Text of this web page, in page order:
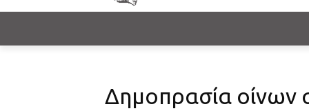
Δημοπρασία οίνων